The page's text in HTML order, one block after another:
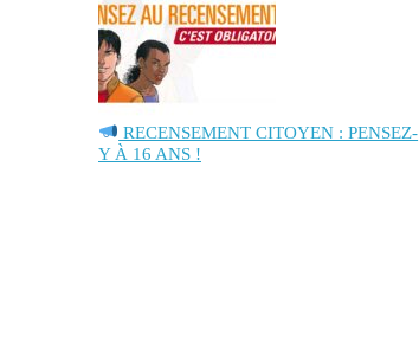
RECENSEMENT CITOYEN : PENSEZ-
Y À 16 ANS !